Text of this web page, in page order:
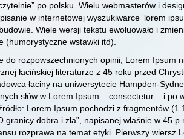
po polsku. Wielu webmasterów i
w internetowej wyszukiwarce ‘lorem
Wiele wersji tekstu ewoluowało i
(humorystyczne wstawki itd).
do rozpowszechnionych opinii, Lorem Ipsum
łacińskiej literaturze z 45 roku przed
łaciny na uniwersytecie Hampden-
słów w Lorem Ipsum – consectetur – i po
Lorem Ipsum pochodzi z fragmentów
granicy dobra i zła”, napisanej właśnie w 45
rozprawa na temat etyki. Pierwszy wiersz